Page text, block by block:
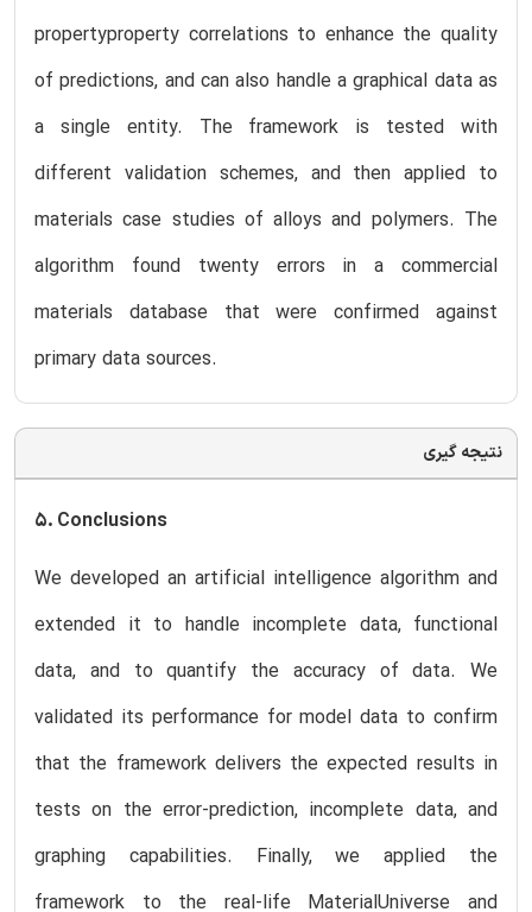
propertyproperty correlations to enhance the quality
of predictions, and can also handle a graphical data as
a single entity. The framework is tested with
different validation schemes, and then applied to
materials case studies of alloys and polymers. The
algorithm found twenty errors in a commercial
materials database that were confirmed against
primary data sources.
نتیجه گیری
5. Conclusions
We developed an artificial intelligence algorithm and
extended it to handle incomplete data, functional
data, and to quantify the accuracy of data. We
validated its performance for model data to confirm
that the framework delivers the expected results in
tests on the error-prediction, incomplete data, and
graphing capabilities. Finally, we applied the
framework to the real-life MaterialUniverse and